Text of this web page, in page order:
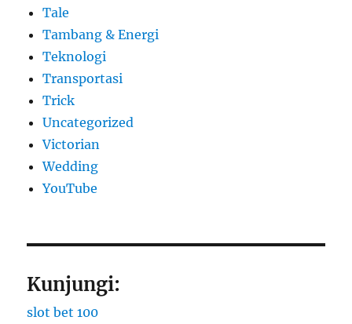
Tale
Tambang & Energi
Teknologi
Transportasi
Trick
Uncategorized
Victorian
Wedding
YouTube
Kunjungi:
slot bet 100